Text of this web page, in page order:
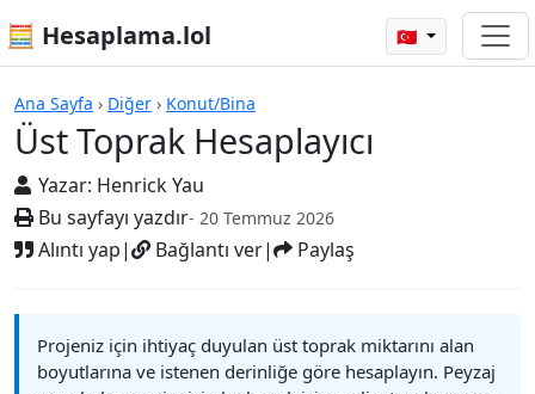
🧮 Hesaplama.lol 🇹🇷
Ana Sayfa › Diğer › Konut/Bina
Üst Toprak Hesaplayıcı
Yazar: Henrick Yau
Bu sayfayı yazdır- 20 Temmuz 2026
Alıntı yap| Bağlantı ver| Paylaş
Hesap Makineleri
Projeniz için ihtiyaç duyulan üst toprak miktarını alan
boyutlarına ve istenen derinliğe göre hesaplayın. Peyzaj